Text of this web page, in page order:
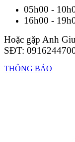
05h00 -
16h00 -
Hoặc gặp Anh
SĐT:
THÔNG BÁO